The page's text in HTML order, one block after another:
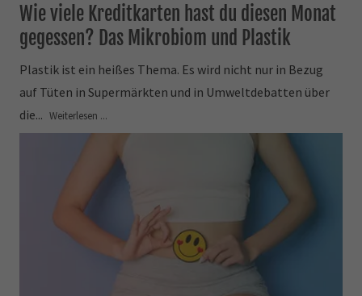
Wie viele Kreditkarten hast du diesen Monat
gegessen? Das Mikrobiom und Plastik
Plastik ist ein heißes Thema. Es wird nicht nur in Bezug
auf Tüten in Supermärkten und in Umweltdebatten über
die... Weiterlesen ...